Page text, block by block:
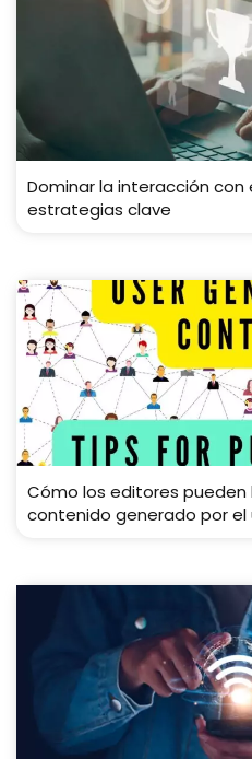
Dominar la interacción
estrategias clave
Cómo los editores
contenido generado por el